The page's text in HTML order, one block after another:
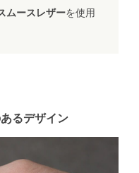
ムースレザーを使用
るデザイン